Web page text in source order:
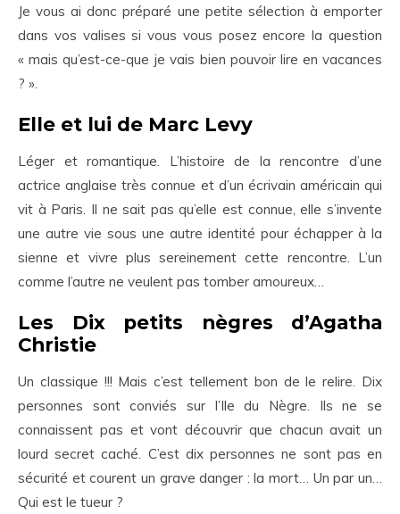
Je vous ai donc préparé une petite sélection à emporter
dans vos valises si vous vous posez encore la question
« mais qu’est-ce-que je vais bien pouvoir lire en vacances
? ».
Elle et lui de Marc Levy
Léger et romantique. L’histoire de la rencontre d’une
actrice anglaise très connue et d’un écrivain américain qui
vit à Paris. Il ne sait pas qu’elle est connue, elle s’invente
une autre vie sous une autre identité pour échapper à la
sienne et vivre plus sereinement cette rencontre. L’un
comme l’autre ne veulent pas tomber amoureux…
Les Dix petits nègres d’Agatha
Christie
Un classique !!! Mais c’est tellement bon de le relire. Dix
personnes sont conviés sur l’Ile du Nègre. Ils ne se
connaissent pas et vont découvrir que chacun avait un
lourd secret caché. C’est dix personnes ne sont pas en
sécurité et courent un grave danger : la mort… Un par un…
Qui est le tueur ?